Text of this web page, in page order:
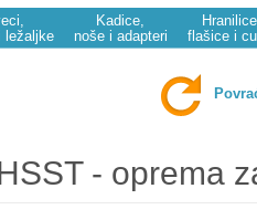
ležaljke
Kadice,
noše i adapteri
flašice i
- oprema